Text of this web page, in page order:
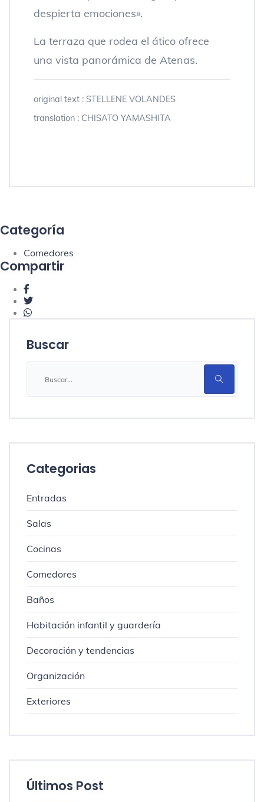
despierta emociones».
La terraza que rodea el ático ofrece
una vista panorámica de Atenas.
original text : STELLENE VOLANDES
translation : CHISATO YAMASHITA
Categoría
Comedores
Compartir
Buscar
Categorias
Entradas
Salas
Cocinas
Comedores
Baños
Habitación infantil y guardería
Decoración y tendencias
Organización
Exteriores
Últimos Post